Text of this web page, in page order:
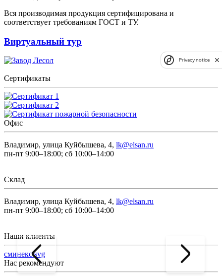
Вся производимая продукция сертифицирована и
соответствует требованиям ГОСТ и ТУ.
Виртуальный тур
Сертификаты
Офис
Владимир, улица Куйбышева, 4, lk@elsan.ru
пн-пт 9:00–18:00; сб 10:00–14:00
Склад
Владимир, улица Куйбышева, 4, lk@elsan.ru
пн-пт 9:00–18:00; сб 10:00–14:00
Наши клиенты
сминекс.svg
Нас рекомендуют
Privacy notice